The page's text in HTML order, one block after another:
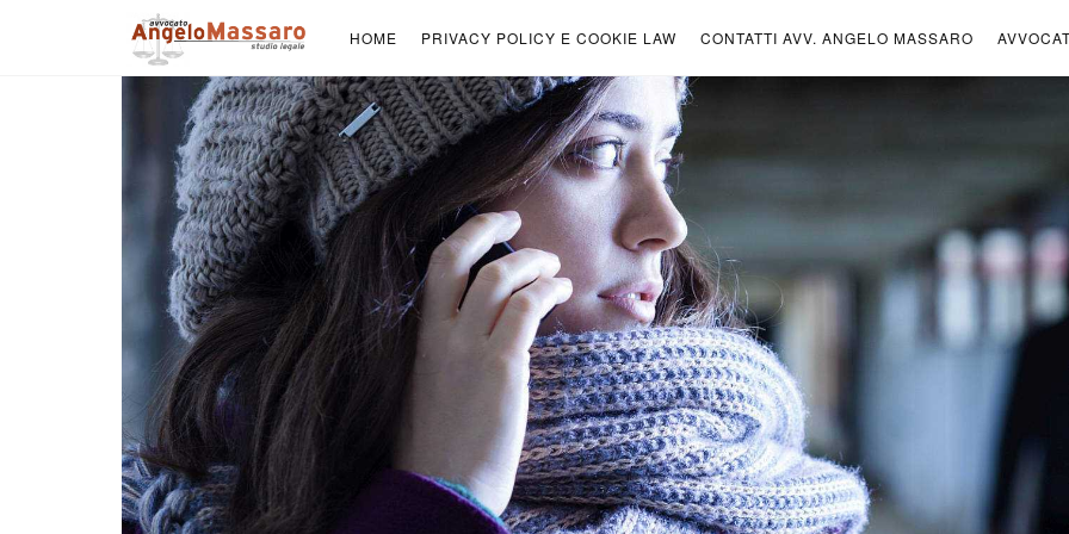
HOME PRIVACY POLICY E COOKIE LAW CONTATTI AVV. ANGELO MASSARO